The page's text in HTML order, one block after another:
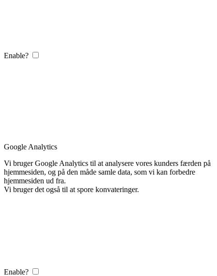
Enable?
Google Analytics
Vi bruger Google Analytics til at analysere vores kunders færden på
hjemmesiden, og på den måde samle data, som vi kan forbedre
hjemmesiden ud fra.
Vi bruger det også til at spore konvateringer.
Enable?